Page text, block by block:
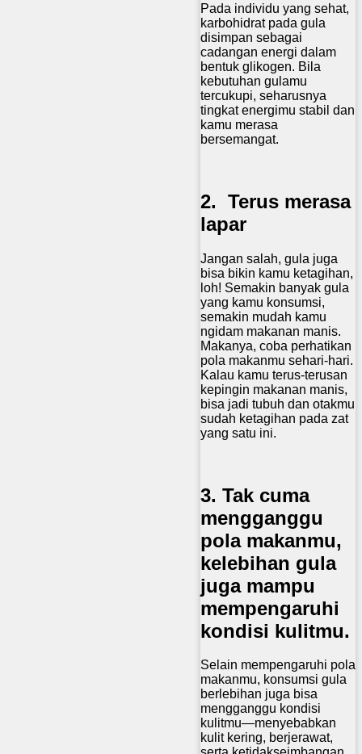
Pada individu yang sehat,
karbohidrat pada gula
disimpan sebagai
cadangan energi dalam
bentuk glikogen. Bila
kebutuhan gulamu
tercukupi, seharusnya
tingkat energimu stabil dan
kamu merasa
bersemangat.
2. Terus merasa
lapar
Jangan salah, gula juga
bisa bikin kamu ketagihan,
loh! Semakin banyak gula
yang kamu konsumsi,
semakin mudah kamu
ngidam makanan manis.
Makanya, coba perhatikan
pola makanmu sehari-hari.
Kalau kamu terus-terusan
kepingin makanan manis,
bisa jadi tubuh dan otakmu
sudah ketagihan pada zat
yang satu ini.
3. Tak cuma
mengganggu
pola makanmu,
kelebihan gula
juga mampu
mempengaruhi
kondisi kulitmu.
Selain mempengaruhi pola
makanmu, konsumsi gula
berlebihan juga bisa
mengganggu kondisi
kulitmu—menyebabkan
kulit kering, berjerawat,